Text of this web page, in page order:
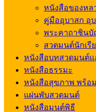
หนังสือของหล
คู่มืออุบาสก อุ
พระคาถาชิน
สวดมนต์นักเรี
หนังสือบทสวดมนต์
หนังสือธรรมะ
หนังสือสุขภาพ พร้อ
แผ่นพับสวดมนต์
หนังสือมนต์พิธี